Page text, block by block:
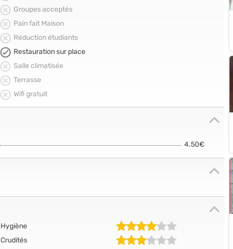
Groupes acceptés
Pain fait Maison
Réduction étudiants
Restauration sur place
Salle climatisée
Terrasse
Wifi gratuit
4.50€
Hygiène
Crudités